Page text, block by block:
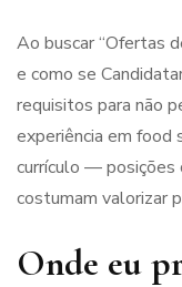
Ao buscar “Ofertas
e como se
requisitos para não
experiência em food
currículo — posições
costumam valorizar
Onde eu